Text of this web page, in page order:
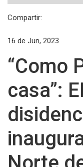
Compartir:
16 de Jun, 2023
“Como
casa”: